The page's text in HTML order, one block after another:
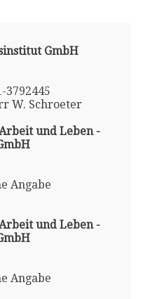
GmbH
3792445
W. Schroeter
und Leben -
Angabe
und Leben -
Angabe